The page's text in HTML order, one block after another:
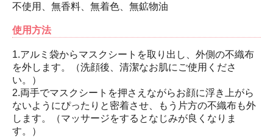
不使用、無香料、無着色、無鉱物油
使用方法
1.アルミ袋からマスクシートを取り出し、外側の不織布
を外します。（洗顔後、清潔なお肌にご使用くださ
い。）
2.両手でマスクシートを押さえながらお顔に浮き上がら
ないようにぴったりと密着させ、もう片方の不織布も外
します。（マッサージをするとなじみが良くなりま
す。）